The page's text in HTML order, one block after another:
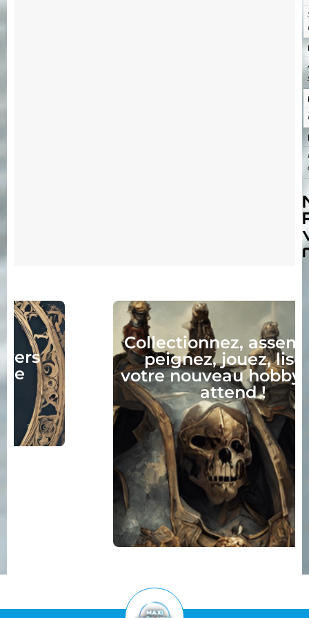
Collectionnez, assemblez,
peignez, jouez, lisez :
votre nouveau hobby vous
attend !